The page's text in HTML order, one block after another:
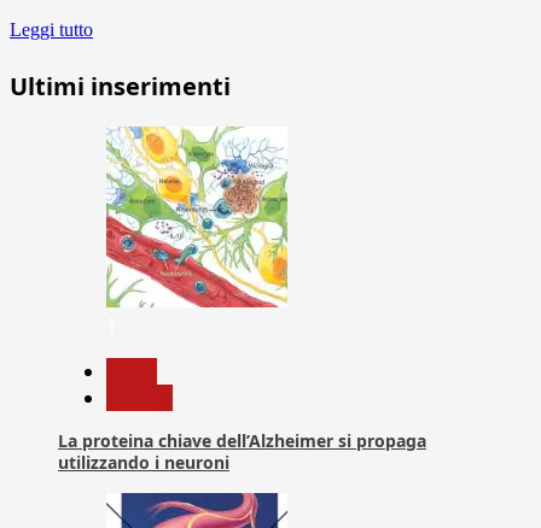
Leggi tutto
Ultimi inserimenti
La proteina chiave dell’Alzheimer si propaga
utilizzando i neuroni